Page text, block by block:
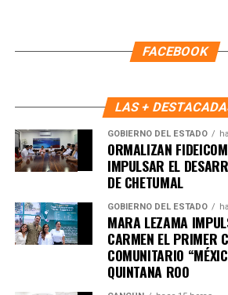
Recibe las noticias
Únete al canal oficial de
Quinto Podery recibe las
FACEBOOK
LAS +
GOBIERNO DEL ESTADO
ORMALIZAN
IMPULSAR EL
DE CHETUMAL
GOBIERNO DEL ESTADO
MARA LEZAMA
CARMEN EL PRIMER
COMUNITARIO
QUINTANA ROO